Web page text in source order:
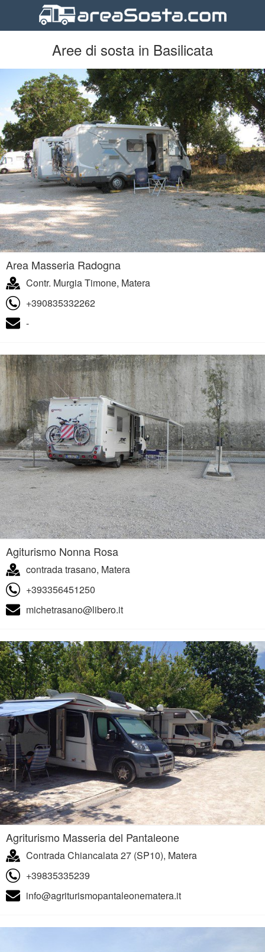
Aree di sosta in Basilicata
Area Masseria Radogna
Contr. Murgia Timone, Matera
+390835332262
-
Agiturismo Nonna Rosa
contrada trasano, Matera
+393356451250
michetrasano@libero.it
Agriturismo Masseria del Pantaleone
Contrada Chiancalata 27 (SP10), Matera
+39835335239
info@agriturismopantaleonematera.it